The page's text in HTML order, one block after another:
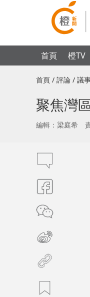
首頁 橙TV
首頁 / 評論 / 議
聚焦灣
編輯：梁庭希